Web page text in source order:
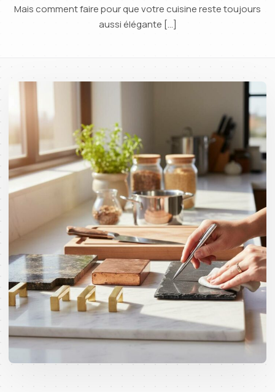
Mais comment faire pour que votre cuisine reste toujours
aussi élégante […]